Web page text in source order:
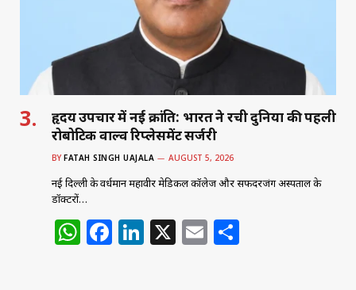
k
हृदय उपचार में नई क्रांति: भारत ने रची दुनिया की पहली
रोबोटिक वाल्व रिप्लेसमेंट सर्जरी
BY FATAH SINGH UAJALA AUGUST 5, 2026
नई दिल्ली के वर्धमान महावीर मेडिकल कॉलेज और सफदरजंग अस्पताल के
डॉक्टरों…
W F Li X E